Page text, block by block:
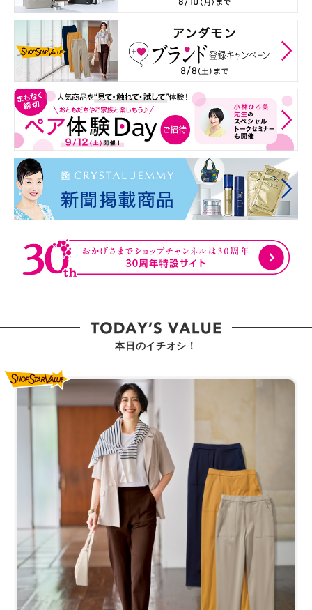
本日のイチオシ！